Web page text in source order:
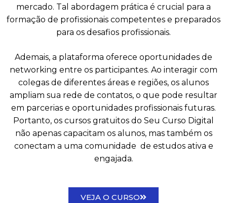
mercado. Tal abordagem prática é crucial para a
formação de profissionais competentes e preparados
para os desafios profissionais.
Ademais, a plataforma oferece oportunidades de
networking entre os participantes. Ao interagir com
colegas de diferentes áreas e regiões, os alunos
ampliam sua rede de contatos, o que pode resultar
em parcerias e oportunidades profissionais futuras.
Portanto, os cursos gratuitos do Seu Curso Digital
não apenas capacitam os alunos, mas também os
conectam a uma comunidade de estudos ativa e
engajada.
VEJA O CURSO